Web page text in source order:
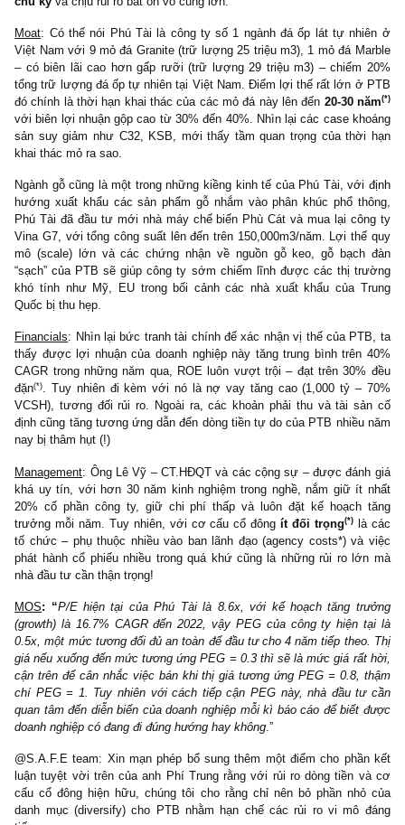
Millenials, Hiệp hội đá ốp lát kỳ vọng tiêu thụ ngành đá ốp lát
Việt Nam sẽ tăng trường 20% CAGR trong nhiều năm tới.
đó, thị trường đá ốp lát xuất khẩu toàn cầu trị giá 15 tỷ USD
trưởng 3%-4% CAGR, thấp hơn do đã bão hòa. Ngoài ra, mảng
nội thất nhờ cuộc chiến thương mại Mỹ – Trung nên các nhà xuất
Đông Nam Á như Việt Nam được hưởng lợi khá lớn khi gia
trường Hoa Kỳ hay EU (chính PTB từng có một bài phỏng
Bloomberg về chuyện này). Tuy nhiên, lĩnh vực đá và gỗ nội
có điểm chung là phụ thuộc vào ngành bất động sản – vốn
chu kỳvà chịu rủi ro bất ổn vô cùng lớn.
Moat: Có thể nói Phú Tài là công ty số 1 ngành đá ốp lát tự
Việt Nam với 9 mỏ đá Granite (trữ lượng 25 triệu m3), 1 mỏ đá
– có biên lãi cao hơn gấp rưỡi (trữ lượng 29 triệu m3) – chiếm
tổng trữ lượng đá ốp tự nhiên tại Việt Nam. Điểm lợi thế rất lớn
đó chính là thời hạn khai thác của các mỏ đá này lên đến 20-30
với biên lợi nhuận gộp cao từ 30% đến 40%. Nhìn lại các case
sản suy giảm như C32, KSB, mới thấy tầm quan trọng của
khai thác mỏ ra sao.
Ngành gỗ cũng là một trong những kiềng kinh tế của Phú Tài,
hướng xuất khẩu các sản phẩm gỗ nhắm vào phân khúc phổ
Phú Tài đã đầu tư mới nhà máy chế biến Phù Cát và mua lại
Vina G7, với tổng công suất lên đến trên 150,000m3/năm. Lợi
“sạch” của PTB sẽ giúp công ty sớm chiếm lĩnh được các thị
khó tính như Mỹ, EU trong bối cảnh các nhà xuất khẩu của
Quốc bị thu hẹp.
Financials: Nhìn lại bức tranh tài chính để xác nhận vị thế của
thấy được lợi nhuận của doanh nghiệp này tăng trung bình trên
đặn(*)
. Tuy nhiên đi kèm với nó là nợ vay tăng cao (1,000 tỷ –
VCSH), tương đối rủi ro. Ngoài ra, các khoản phải thu và tài
định cũng tăng tương ứng dẫn đến dòng tiền tự do của PTB
nay bị thâm hụt (!)
Management
: Ông Lê Vỹ – CT.HĐQT và các cộng sự – được
khá uy tín, với hơn 30 năm kinh nghiệm trong nghề, nắm giữ ít
trưởng mỗi năm. Tuy nhiên, với cơ cấu cổ đôngít đối trọng(*)
tố chức – phụ thuộc nhiều vào ban lãnh đạo (agency costs*)
phát hành cổ phiếu nhiều trong quá khứ cũng là những rủi ro
nhà đầu tư cần thận trọng!